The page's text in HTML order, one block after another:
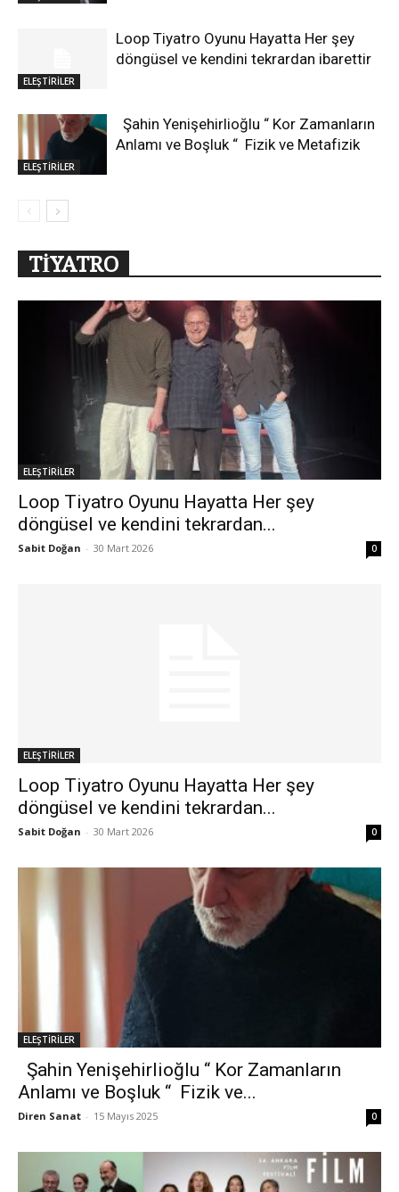
ELEŞTİRİLER
Loop Tiyatro Oyunu Hayatta Her şey
döngüsel ve kendini tekrardan ibarettir
ELEŞTİRİLER
Şahin Yenişehirlioğlu “ Kor Zamanların
Anlamı ve Boşluk “ Fizik ve Metafizik
TİYATRO
ELEŞTİRİLER
Loop Tiyatro Oyunu Hayatta Her şey
döngüsel ve kendini tekrardan...
Sabit Doğan - 30 Mart 2026 0
ELEŞTİRİLER
Loop Tiyatro Oyunu Hayatta Her şey
döngüsel ve kendini tekrardan...
Sabit Doğan - 30 Mart 2026 0
ELEŞTİRİLER
Şahin Yenişehirlioğlu “ Kor Zamanların
Anlamı ve Boşluk “ Fizik ve...
Diren Sanat - 15 Mayıs 2025 0